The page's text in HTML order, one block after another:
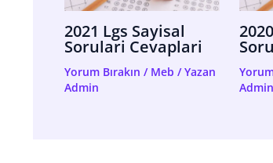
2021 Lgs Sayisal
Sorulari Cevaplari
Yorum Bırakın / Meb / Yazan
Admin
Admin